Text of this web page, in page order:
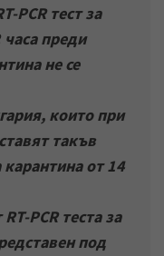
PCR тест за
часа преди
не се
които при
такъв
от 14
PCR теста за
под